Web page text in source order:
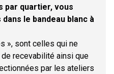
par quartier, vous
le bandeau blanc à
», sont celles qui ne
recevabilité ainsi que
par les ateliers